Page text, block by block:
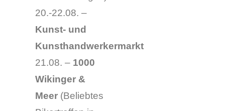
20.-22.08. –
Kunst- und
Kunsthandwerkermarkt
21.08. – 1000
Wikinger &
Meer (Beliebtes